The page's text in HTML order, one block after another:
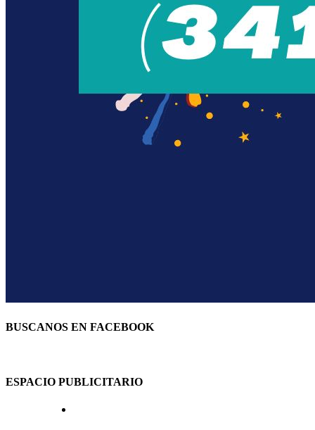
BUSCANOS EN FACEBOOK
ESPACIO PUBLICITARIO